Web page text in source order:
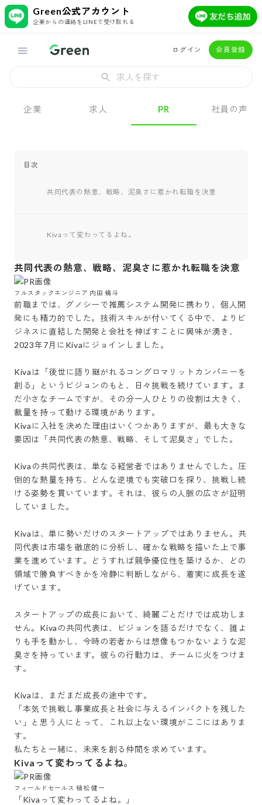
Green公式アカウント
企業からの連絡をLINEで受け取れる
ログイン 会員登録
求人を探す
企業 求人 PR 社員の声
目次
共同代表の熱意、戦略、泥臭さに惹かれ転職を決意
Kivaって変わってるよね。
共同代表の熱意、戦略、泥臭さに惹かれ転職を決意
フルスタックエンジニア 内田 脩斗
前職までは、グノシーで推薦システム開発に携わり、個人開
発にも精力的でした。技術スキルが付いてくる中で、よりビ
ジネスに直結した開発と会社を伸ばすことに興味が湧き、
2023年7月にKivaにジョインしました。
Kivaは「後世に語り継がれるコングロマリットカンパニーを
創る」というビジョンのもと、日々挑戦を続けています。ま
だ小さなチームですが、その分一人ひとりの役割は大きく、
裁量を持って動ける環境があります。
Kivaに入社を決めた理由はいくつかありますが、最も大きな
要因は「共同代表の熱意、戦略、そして泥臭さ」でした。
Kivaの共同代表は、単なる経営者ではありませんでした。圧
倒的な熱量を持ち、どんな逆境でも突破口を探り、挑戦し続
ける姿勢を貫いています。それは、彼らの人脈の広さが証明
していました。
Kivaは、単に勢いだけのスタートアップではありません。共
同代表は市場を徹底的に分析し、確かな戦略を描いた上で事
業を進めています。どうすれば競争優位性を築けるか、どの
領域で勝負すべきかを冷静に判断しながら、着実に成長を遂
げています。
スタートアップの成長において、綺麗ごとだけでは成功しま
せん。Kivaの共同代表は、ビジョンを語るだけでなく、誰よ
りも手を動かし、今時の若者からは想像もつかないような泥
臭さを持っています。彼らの行動力は、チームに火をつけま
す。
Kivaは、まだまだ成長の途中です。
「本気で挑戦し事業成長と社会に与えるインパクトを残した
い」と思う人にとって、これ以上ない環境がここにはありま
す。
私たちと一緒に、未来を創る仲間を求めています。
Kivaって変わってるよね。
フィールドセールス 植松 健一
「Kivaって変わってるよね。」